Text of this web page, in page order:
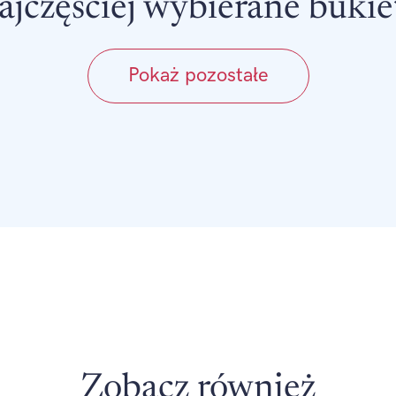
wybierane
Pokaż pozostałe